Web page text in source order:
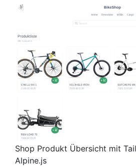
Shop Produkt Übersicht mit
Alpine.js